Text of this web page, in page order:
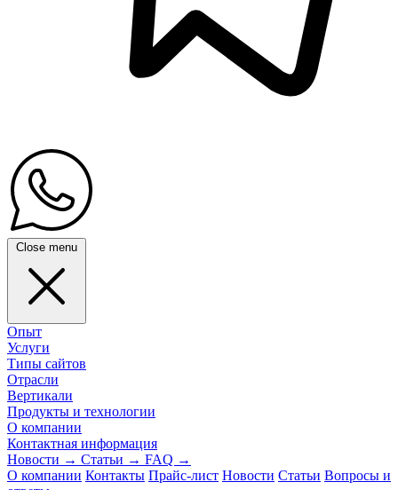
Close menu
Опыт
Услуги
Типы сайтов
Отрасли
Вертикали
Продукты и технологии
О компании
Контактная информация
Новости → Статьи → FAQ →
О компании Контакты Прайс-лист Новости Статьи Вопросы и